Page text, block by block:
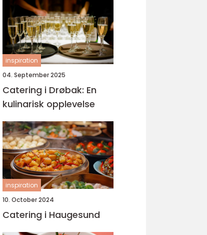
inspiration
04. September 2025
Catering i Drøbak: En
kulinarisk opplevelse
inspiration
10. October 2024
Catering i Haugesund